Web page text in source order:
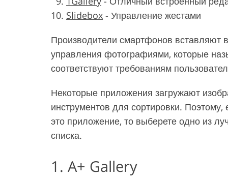
Slidebox - Управление жестами
Производители смартфонов вставляют
управления фотографиями, которые
соответствуют требованиям
Некоторые приложения загружают
инструментов для сортировки.
это приложение, то выберете одно из
списка.
1. A+ Gallery